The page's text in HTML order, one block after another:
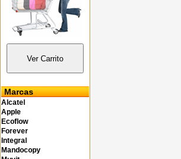
Marcas
Alcatel
Apple
Ecoflow
Forever
Integral
Mandocopy